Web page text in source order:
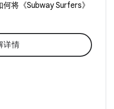
将《Subway Surfers》
详情